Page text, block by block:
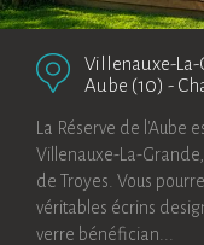
Villenauxe-La-
Aube (10) -
La Réserve de l'Aube
Villenauxe-La-
de Troyes. Vous
véritables écrins
verre bénéfician...